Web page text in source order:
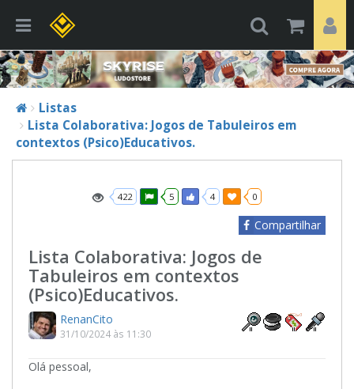
Listas
Lista Colaborativa: Jogos de Tabuleiros em
contextos (Psico)Educativos.
422 5 4 0
Compartilhar
Lista Colaborativa: Jogos de
Tabuleiros em contextos
(Psico)Educativos.
RenanCito
31/10/2024 às 11:30
Olá pessoal,